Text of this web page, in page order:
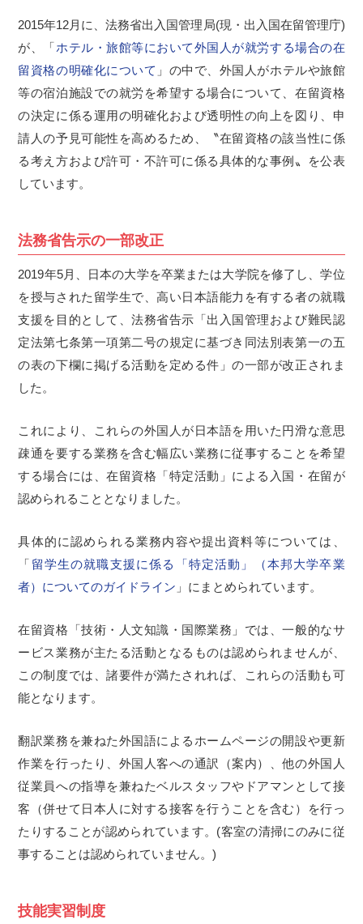
2015年12月に、法務省出入国管理局(現・出入国在留管理庁)
が、「ホテル・旅館等において外国人が就労する場合の在
留資格の明確化について 」の中で、外国人がホテルや旅館
等の宿泊施設での就労を希望する場合について、在留資格
の決定に係る運用の明確化および透明性の向上を図り、申
請人の予見可能性を高めるため、〝在留資格の該当性に係
る考え方および許可・不許可に係る具体的な事例〟を公表
しています。
法務省告示の一部改正
2019年5月、日本の大学を卒業または大学院を修了し、学位
を授与された留学生で、高い日本語能力を有する者の就職
支援を目的として、法務省告示「出入国管理および難民認
定法第七条第一項第二号の規定に基づき同法別表第一の五
の表の下欄に掲げる活動を定める件」の一部が改正されま
した。
これにより、これらの外国人が日本語を用いた円滑な意思
疎通を要する業務を含む幅広い業務に従事することを希望
する場合には、在留資格「特定活動」による入国・在留が
認められることとなりました。
具体的に認められる業務内容や提出資料等については、
「 留学生の就職支援に係る「特定活動」（本邦大学卒業
者）についてのガイドライン 」にまとめられています。
在留資格「技術・人文知識・国際業務」では、一般的なサ
ービス業務が主たる活動となるものは認められませんが、
この制度では、諸要件が満たされれば、これらの活動も可
能となります。
翻訳業務を兼ねた外国語によるホームページの開設や更新
作業を行ったり、外国人客への通訳（案内）、他の外国人
従業員への指導を兼ねたベルスタッフやドアマンとして接
客（併せて日本人に対する接客を行うことを含む）を行っ
たりすることが認められています。(客室の清掃にのみに従
事することは認められていません。)
技能実習制度